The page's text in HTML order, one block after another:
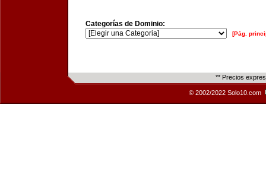
Categorías de Dominio:
[Pág.
** Precios
© 2002/2022 Solo10.com